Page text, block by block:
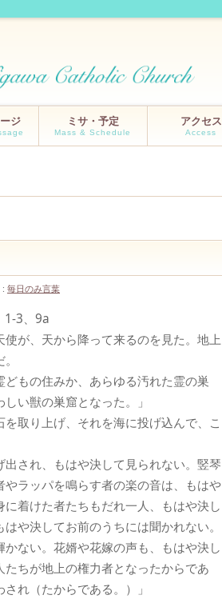
ジ ミサ・予定
Mass & Schedule
アクセス
Access
: 毎日のみ言葉
3、9a
が、天から降って来るのを見た。地上
どもの住みか、あらゆる汚れた霊の巣
い獣の巣窟となった。」
取り上げ、それを海に投げ込んで、こ
出され、もはや決して見られない。竪琴
ラッパを鳴らす者の楽の音は、もはや
着けた者たちもだれ一人、もはや決し
や決してお前のうちには聞かれない。
ない。花婿や花嫁の声も、もはや決し
ちが地上の権力者となったからであ
れ（たからである。）」